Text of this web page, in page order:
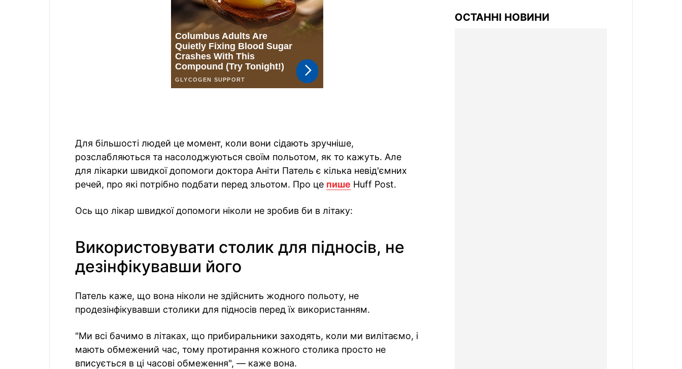
Для більшості людей це момент, коли вони сідають зручніше,
розслабляються та насолоджуються своїм польотом, як то кажуть. Але
для лікарки швидкої допомоги доктора Аніти Патель є кілька невід'ємних
речей, про які потрібно подбати перед зльотом. Про це пише Huff Post.
Ось що лікар швидкої допомоги ніколи не зробив би в літаку:
Використовувати столик для підносів, не
дезінфікувавши його
Патель каже, що вона ніколи не здійснить жодного польоту, не
продезінфікувавши столики для підносів перед їх використанням.
"Ми всі бачимо в літаках, що прибиральники заходять, коли ми вилітаємо, і
мають обмежений час, тому протирання кожного столика просто не
вписується в ці часові обмеження", — каже вона.
ОСТАННІ НОВИНИ